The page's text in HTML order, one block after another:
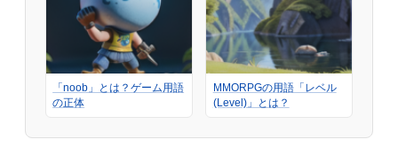
「noob」とは？ゲーム用語
の正体
MMORPGの用語「レベル
(Level)」とは？